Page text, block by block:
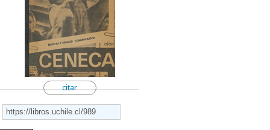
citar